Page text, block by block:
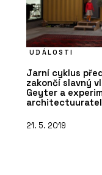
UDÁLOSTI
Jarní cyklus
zakončí slavný
Geyter a
21. 5. 2019